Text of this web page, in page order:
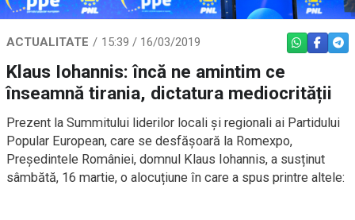
ACTUALITATE 15:39 / 16/03/2019 WHATSAPP
Klaus Iohannis: încă ne amintim ce
înseamnă tirania, dictatura mediocrității
Prezent la Summitului liderilor locali și regionali ai Partidului
Popular European, care se desfășoară la Romexpo,
Președintele României, domnul Klaus Iohannis, a susținut
sâmbătă, 16 martie, o alocuțiune în care a spus printre altele: